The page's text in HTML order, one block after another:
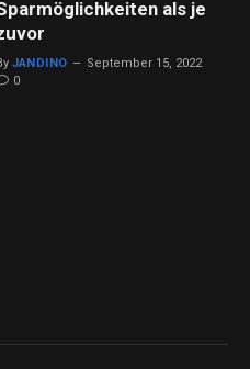
als je
JANDINO
September 15, 2022
0